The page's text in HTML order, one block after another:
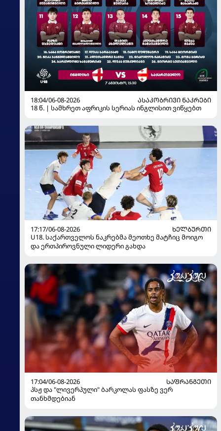
18:04/06-08-2026
ᲐᲡᲐᲙᲝᲑᲠᲘᲕᲘ ᲜᲐᲙᲠᲔᲑᲘ
18 წ. | სამხრეთ აფრიკის სერიას ინგლისით ვიწყებთ
17:17/06-08-2026
ᲮᲔᲚᲑᲣᲠᲗᲘ
U18. საქართველოს ნაკრებმა მეოთხე მატჩიც მოიგო
და ერთპიროვნული ლიდერი გახდა
17:04/06-08-2026
ᲡᲐᲤᲠᲐᲜᲒᲔᲗᲘ
პსჟ და "ლივერპული" ბარკოლას ფასზე ვერ
თანხმდებიან